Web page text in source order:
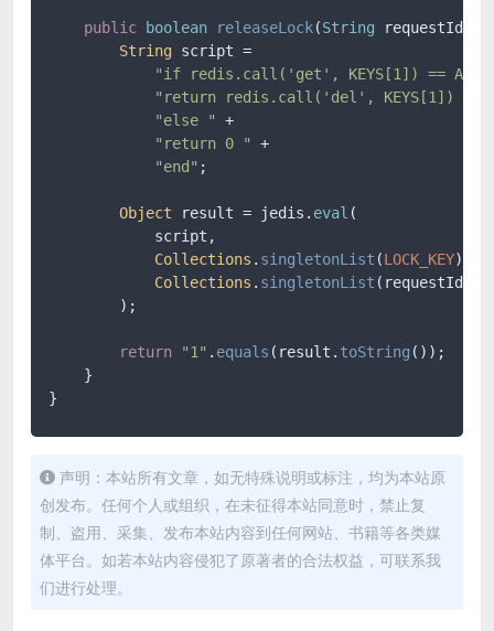
public boolean releaseLock(String requestId
String script =
"if redis.call('get', KEYS[1]) ==
"return redis.call('del', KEYS[1]) "
"else "
+
"return 0 "
+
"end" ;
Object result = jedis. eval (
            script,
Collections . singletonList (LOCK_KEY),
Collections . singletonList (requestId)
        );
return "1" . equals (result. toString ());
    }
}
声明：本站所有文章，如无特殊说明或标注，均为本站原
创发布。任何个人或组织，在未征得本站同意时，禁止复
制、盗用、采集、发布本站内容到任何网站、书籍等各类媒
体平台。如若本站内容侵犯了原著者的合法权益，可联系我
们进行处理。